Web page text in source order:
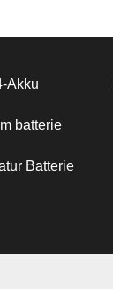
Akku
batterie
Batterie